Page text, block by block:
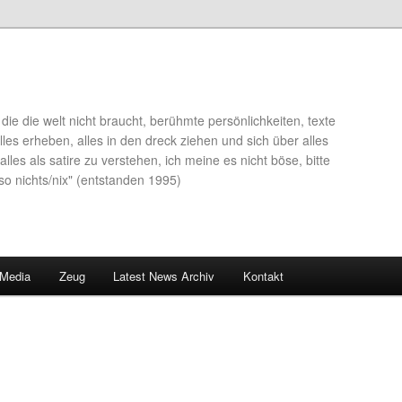
die welt nicht braucht, berühmte persönlichkeiten, texte
erheben, alles in den dreck ziehen und sich über alles
als satire zu verstehen, ich meine es nicht böse, bitte
nichts/nix" (entstanden 1995)
Zeug Latest News Archiv Kontakt